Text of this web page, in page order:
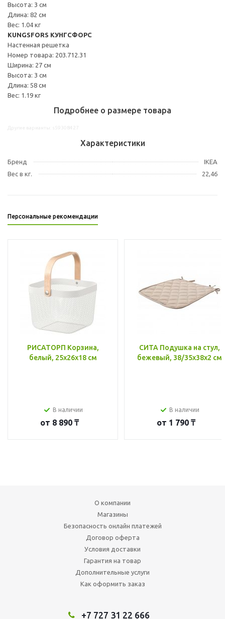
Высота: 3 см
Длина: 82 см
Вес: 1.04 кг
KUNGSFORS КУНГСФОРС
Настенная решетка
Номер товара: 203.712.31
Ширина: 27 см
Высота: 3 см
Длина: 58 см
Вес: 1.19 кг
Подробнее о размере товара
Характеристики
Бренд
IKEA
Вес в кг.
22,46
Персональные рекомендации
РИСАТОРП Корзина,
белый, 25x26x18 см
В наличии
от 8 890 ₸
СИТА Подушка на стул,
бежевый, 38/35x38x2 см
В наличии
от 1 790 ₸
О компании
Магазины
Безопасность онлайн платежей
Договор оферта
Условия доставки
Гарантия на товар
Дополнительные услуги
Как оформить заказ
+7 727 31 22 666